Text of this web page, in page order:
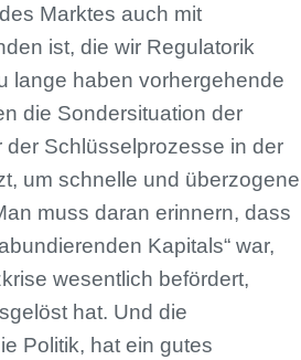
Marktes auch mit
ist, die wir Regulatorik
lange haben vorhergehende
die Sondersituation der
der Schlüsselprozesse in der
um schnelle und überzogene
muss daran erinnern, dass
Kapitals“ war,
wesentlich befördert,
hat. Und die
Politik, hat ein gutes